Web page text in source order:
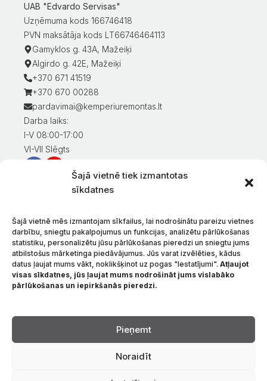
Šajā vietnē tiek izmantotas
sīkdatnes
Šajā vietnē mēs izmantojam sīkfailus, lai nodrošinātu pareizu vietnes
darbību, sniegtu pakalpojumus un funkcijas, analizētu pārlūkošanas
statistiku, personalizētu jūsu pārlūkošanas pieredzi un sniegtu jums
atbilstošus mārketinga piedāvājumus. Jūs varat izvēlēties, kādus
datus ļaujat mums vākt, noklikšķinot uz pogas "Iestatījumi". Atļaujot
visas sīkdatnes, jūs ļaujat mums nodrošināt jums vislabāko
pārlūkošanas un iepirkšanās pieredzi.
Pieņemt
Noraidīt
UAB "Edvardo Servisas"
Uzņēmuma kods 166746418
PVN maksātāja kods LT66746464113
Gamyklos g. 43A, Mažeiķi
Algirdo g. 42E, Mažeiķi
+370 671 41519
+370 670 00288
pardavimai@kemperiuremontas.lt
Darba laiks:
I-V 08:00-17:00
VI-VII Slēgts
Informācija klientiem
Preču piegāde
Preču atgriešana
Nosacījumi un noteikumi
Konfidencialitātes politika
Par mums
Valoda